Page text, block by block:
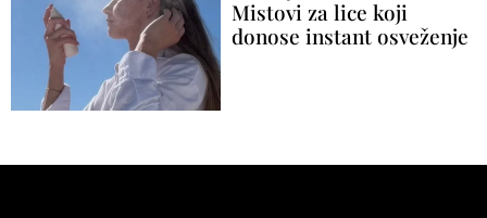
Mistovi za lice koji
donose instant osveženje